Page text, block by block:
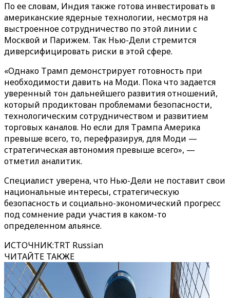
По ее словам, Индия также готова инвестировать в
американские ядерные технологии, несмотря на
выстроенное сотрудничество по этой линии с
Москвой и Парижем. Так Нью-Дели стремится
диверсифицировать риски в этой сфере.
«Однако Трамп демонстрирует готовность при
необходимости давить на Моди. Пока что задается
уверенный тон дальнейшего развития отношений,
который продиктован проблемами безопасности,
технологическим сотрудничеством и развитием
торговых каналов. Но если для Трампа Америка
превыше всего, то, перефразируя, для Моди —
стратегическая автономия превыше всего», —
отметил аналитик.
Специалист уверена, что Нью-Дели не поставит свои
национальные интересы, стратегическую
безопасность и социально-экономический прогресс
под сомнение ради участия в каком-то
определенном альянсе.
ИСТОЧНИК:TRT Russian
ЧИТАЙТЕ ТАКЖЕ